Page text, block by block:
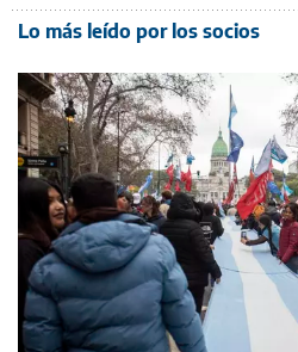
Lo más leído por los socios